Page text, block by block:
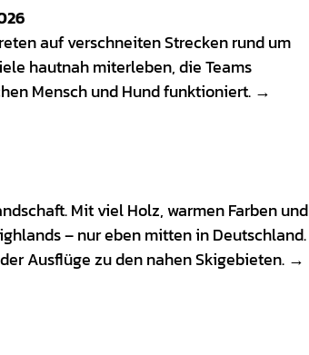
auf verschneiten Strecken rund um
hautnah miterleben, die Teams
Mensch und Hund funktioniert. →
Mit viel Holz, warmen Farben und
– nur eben mitten in Deutschland.
Ausflüge zu den nahen Skigebieten. →